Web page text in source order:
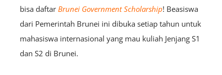
bisa daftar Brunei Government Scholarship! Beasiswa
dari Pemerintah Brunei ini dibuka setiap tahun untuk
mahasiswa internasional yang mau kuliah Jenjang S1
dan S2 di Brunei.